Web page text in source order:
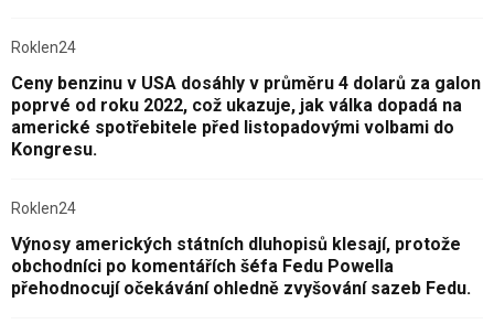
Roklen24
Ceny benzinu v USA dosáhly v průměru 4 dolarů za galon
poprvé od roku 2022, což ukazuje, jak válka dopadá na
americké spotřebitele před listopadovými volbami do
Kongresu.
Roklen24
Výnosy amerických státních dluhopisů klesají, protože
obchodníci po komentářích šéfa Fedu Powella
přehodnocují očekávání ohledně zvyšování sazeb Fedu.